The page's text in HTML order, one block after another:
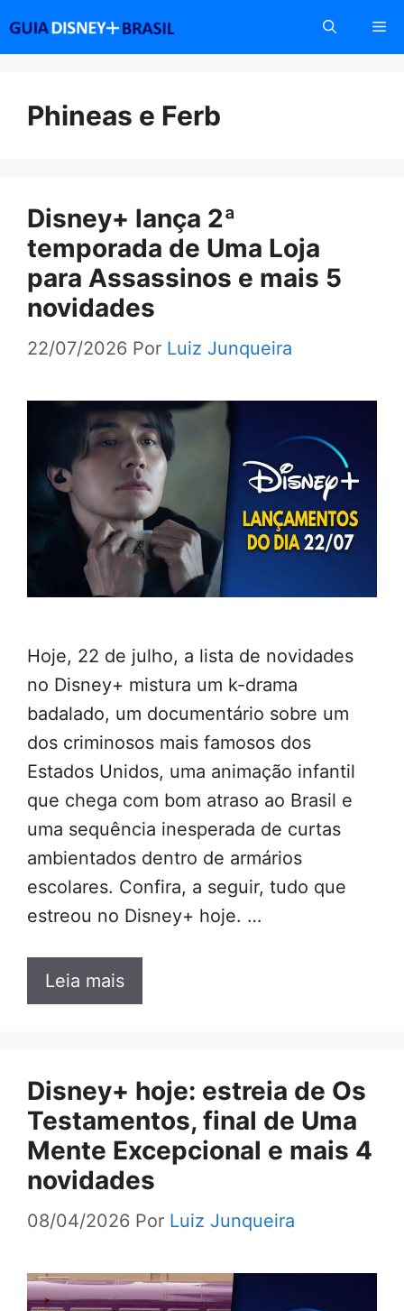
conteúdo
Phineas e Ferb
Disney+ lança 2ª
temporada de Uma Loja
para Assassinos e mais 5
novidades
22/07/2026 Por Luiz Junqueira
Hoje, 22 de julho, a lista de novidades
no Disney+ mistura um k-drama
badalado, um documentário sobre um
dos criminosos mais famosos dos
Estados Unidos, uma animação infantil
que chega com bom atraso ao Brasil e
uma sequência inesperada de curtas
ambientados dentro de armários
escolares. Confira, a seguir, tudo que
estreou no Disney+ hoje. …
Leia mais
Disney+ hoje: estreia de Os
Testamentos, final de Uma
Mente Excepcional e mais 4
novidades
08/04/2026 Por Luiz Junqueira